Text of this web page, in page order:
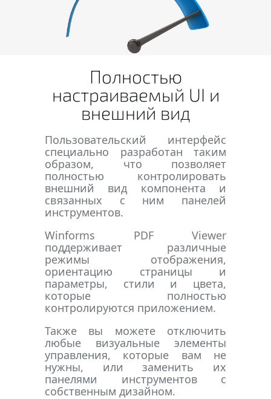
Полностью
настраиваемый UI и
внешний вид
Пользовательский интерфейс
специально разработан таким
образом, что позволяет
полностью контролировать
внешний вид компонента и
связанных с ним панелей
инструментов.
Winforms PDF Viewer
поддерживает различные
режимы отображения,
ориентацию страницы и
параметры, стили и цвета,
которые полностью
контролируются приложением.
Также вы можете отключить
любые визуальные элементы
управления, которые вам не
нужны, или заменить их
панелями инструментов с
собственным дизайном.